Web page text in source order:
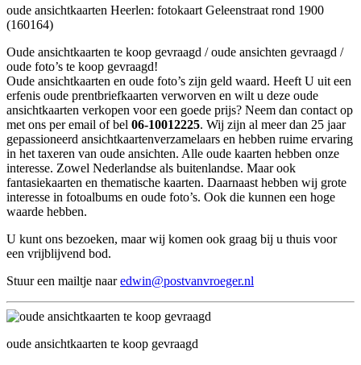
oude ansichtkaarten Heerlen: fotokaart Geleenstraat rond 1900
(160164)
Oude ansichtkaarten te koop gevraagd / oude ansichten gevraagd /
oude foto’s te koop gevraagd!
Oude ansichtkaarten en oude foto’s zijn geld waard. Heeft U uit een
erfenis oude prentbriefkaarten verworven en wilt u deze oude
ansichtkaarten verkopen voor een goede prijs? Neem dan contact op
met ons per email of bel 06-10012225. Wij zijn al meer dan 25 jaar
gepassioneerd ansichtkaartenverzamelaars en hebben ruime ervaring
in het taxeren van oude ansichten. Alle oude kaarten hebben onze
interesse. Zowel Nederlandse als buitenlandse. Maar ook
fantasiekaarten en thematische kaarten. Daarnaast hebben wij grote
interesse in fotoalbums en oude foto’s. Ook die kunnen een hoge
waarde hebben.
U kunt ons bezoeken, maar wij komen ook graag bij u thuis voor
een vrijblijvend bod.
Stuur een mailtje naaredwin@postvanvroeger.nl
oude ansichtkaarten te koop gevraagd